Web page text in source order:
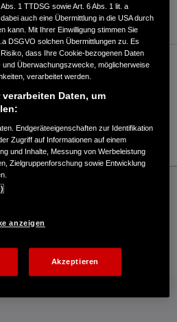
- HONDA Deutschland Offizielle Website | The
1 TTDSG sowie Art. 6 Abs. 1 lit. a
auch eine Übermittlung in die USA durch
kann. Mit Ihrer Einwilligung stimmen Sie
DSGVO solchen Übermittlungen zu. Es
dass Ihre Cookie-bezogenen Daten
Überwachungszwecke, möglicherweise
verarbeitet werden.
Daten, um
Endgeräteeigenschaften zur Identifikation
Zugriff auf Informationen auf einem
und Inhalte, Messung von Werbeleistung
Zielgruppenforschung sowie Entwicklung
anzeigen
Akzeptieren